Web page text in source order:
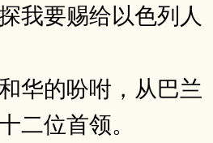
我要赐给以色列人
华的吩咐，从巴兰
二位首领。